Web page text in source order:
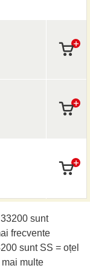
sunt
frecvente
sunt SS = oțel
multe